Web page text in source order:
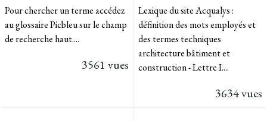
Pour chercher un terme accédez
au glossaire Picbleu sur le champ
de recherche haut....
3561 vues
Lexique du site Acqualys :
définition des mots employés et
des termes techniques
architecture bâtiment et
construction - Lettre I....
3634 vues